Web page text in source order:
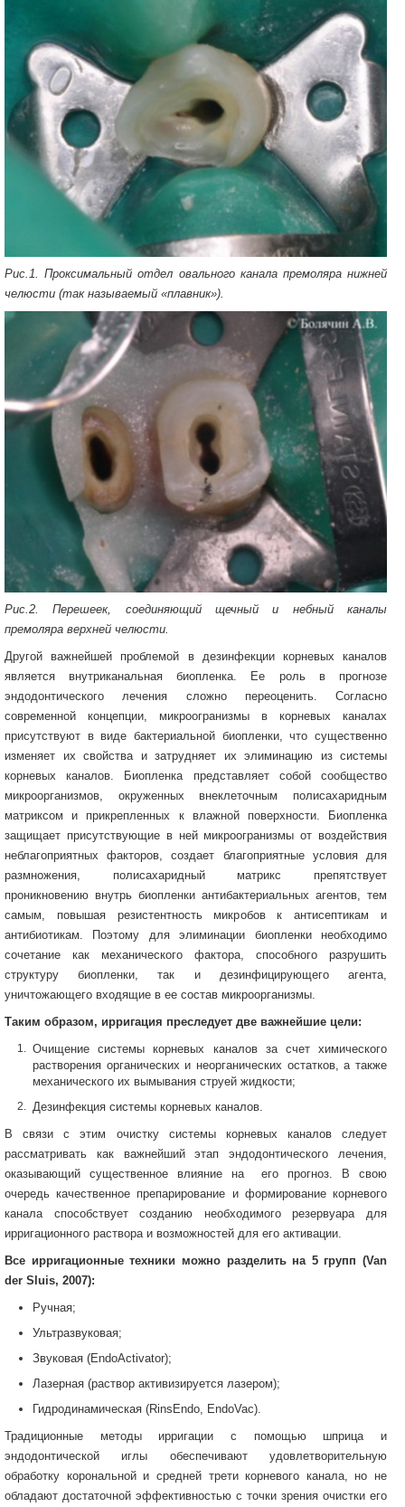
Рис.1. Проксимальный отдел овального канала премоляра нижней
челюсти (так называемый «плавник»).
Рис.2. Перешеек, соединяющий щечный и небный каналы
премоляра верхней челюсти.
Другой важнейшей проблемой в дезинфекции корневых каналов
является внутриканальная биопленка. Ее роль в прогнозе
эндодонтического лечения сложно переоценить. Согласно
современной концепции, микроогранизмы в корневых каналах
присутствуют в виде бактериальной биопленки, что существенно
изменяет их свойства и затрудняет их элиминацию из системы
корневых каналов. Биопленка представляет собой сообщество
микроорганизмов, окруженных внеклеточным полисахаридным
матриксом и прикрепленных к влажной поверхности. Биопленка
защищает присутствующие в ней микроогранизмы от воздействия
неблагоприятных факторов, создает благоприятные условия для
размножения, полисахаридный матрикс препятствует
проникновению внутрь биопленки антибактериальных агентов, тем
самым, повышая резистентность микробов к антисептикам и
антибиотикам. Поэтому для элиминации биопленки необходимо
сочетание как механического фактора, способного разрушить
структуру биопленки, так и дезинфицирующего агента,
уничтожающего входящие в ее состав микроорганизмы.
Таким образом, ирригация преследует две важнейшие цели:
Очищение системы корневых каналов за счет химического
растворения органических и неорганических остатков, а также
механического их вымывания струей жидкости;
Дезинфекция системы корневых каналов.
В связи с этим очистку системы корневых каналов следует
рассматривать как важнейший этап эндодонтического лечения,
оказывающий существенное влияние на его прогноз. В свою
очередь качественное препарирование и формирование корневого
канала способствует созданию необходимого резервуара для
ирригационного раствора и возможностей для его активации.
Все ирригационные техники можно разделить на 5 групп (Van
der Sluis, 2007):
Ручная;
Ультразвуковая;
Звуковая (EndoActivator);
Лазерная (раствор активизируется лазером);
Гидродинамическая (RinsEndo, EndoVac).
Традиционные методы ирригации с помощью шприца и
эндодонтической иглы обеспечивают удовлетворительную
обработку корональной и средней трети корневого канала, но не
обладают достаточной эффективностью с точки зрения очистки его